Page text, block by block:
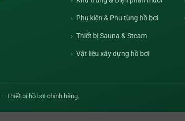
Phụ kiện & Phụ tùng hồ bơi
Thiết bị Sauna & Steam
Vật liệu xây dựng hồ bơi
— Thiết bị hồ bơi chính hãng.